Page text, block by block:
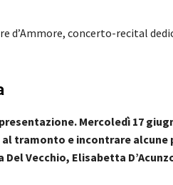
d’Ammore, concerto-recital
Mercoledì 17
tramonto e incontrare
Del Vecchio, Elisabetta